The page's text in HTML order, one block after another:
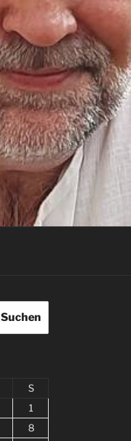
Suchen
S
1
8